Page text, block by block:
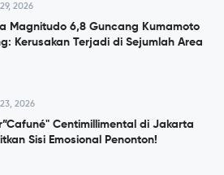
2026
Magnitudo 6,8 Guncang Kumamoto
Kerusakan Terjadi di Sejumlah Area
2026
Centimillimental di Jakarta
Sisi Emosional Penonton!